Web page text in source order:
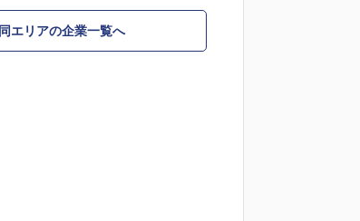
同エリアの企業一覧へ